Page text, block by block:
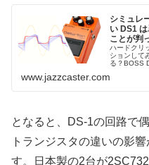
シミュレ
い DS1
ことが判
ハードクリ
ションして
る？BOSS
www.jazzcaster.com
となると、DS-1の回路で
トランジスタの違いの影
す。日本製の2台が